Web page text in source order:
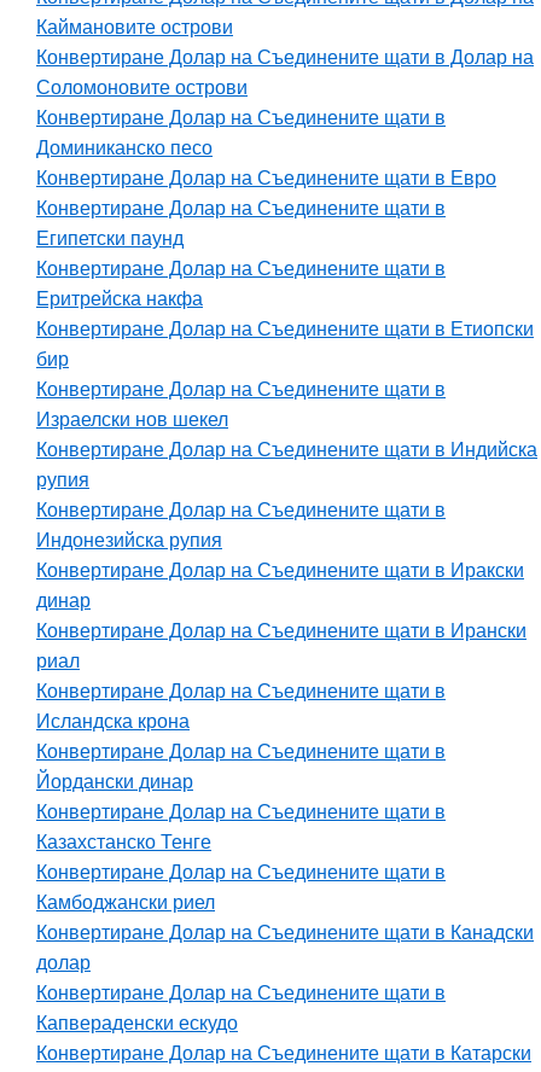
Каймановите острови
Конвертиране Долар на Съединените щати в Долар на
Соломоновите острови
Конвертиране Долар на Съединените щати в
Доминиканско песо
Конвертиране Долар на Съединените щати в Евро
Конвертиране Долар на Съединените щати в
Египетски паунд
Конвертиране Долар на Съединените щати в
Еритрейска накфа
Конвертиране Долар на Съединените щати в Етиопски
бир
Конвертиране Долар на Съединените щати в
Израелски нов шекел
Конвертиране Долар на Съединените щати в Индийска
рупия
Конвертиране Долар на Съединените щати в
Индонезийска рупия
Конвертиране Долар на Съединените щати в Иракски
динар
Конвертиране Долар на Съединените щати в Ирански
риал
Конвертиране Долар на Съединените щати в
Исландска крона
Конвертиране Долар на Съединените щати в
Йордански динар
Конвертиране Долар на Съединените щати в
Казахстанско Тенге
Конвертиране Долар на Съединените щати в
Камбоджански риел
Конвертиране Долар на Съединените щати в Канадски
долар
Конвертиране Долар на Съединените щати в
Капвераденски ескудо
Конвертиране Долар на Съединените щати в Катарски